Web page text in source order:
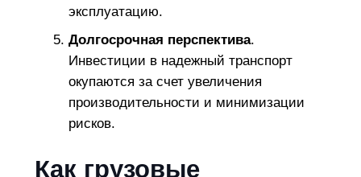
эксплуатацию.
Долгосрочная перспектива.
Инвестиции в надежный транспорт
окупаются за счет увеличения
производительности и минимизации
рисков.
Как грузовые